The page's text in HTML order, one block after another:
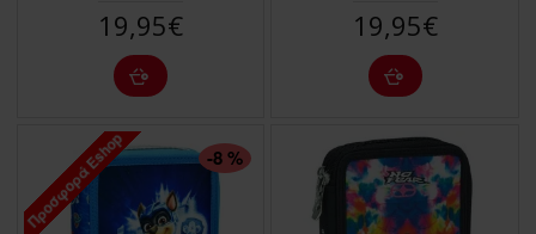
19,95€ 19,95€
ΠΤΏΣΗ ΤΙΜΉΣ
Προσφορά Eshop -8 %